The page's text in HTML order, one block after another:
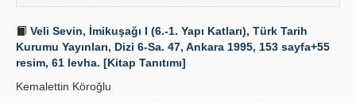
Veli Sevin, İmikuşağı I (6.-1. Yapı Katları), Türk Tarih
Kurumu Yayınları, Dizi 6-Sa. 47, Ankara 1995, 153 sayfa+55
resim, 61 levha. [Kitap Tanıtımı]
Kemalettin Köroğlu